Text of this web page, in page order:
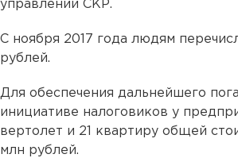
управлении СКР.
С ноября 2017 года людям
рублей.
Для обеспечения дальнейшего
инициативе налоговиков у
вертолет и 21 квартиру общей
млн рублей.